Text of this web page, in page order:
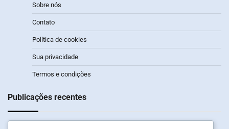
Sobre nós
Contato
Política de cookies
Sua privacidade
Termos e condições
Publicações recentes